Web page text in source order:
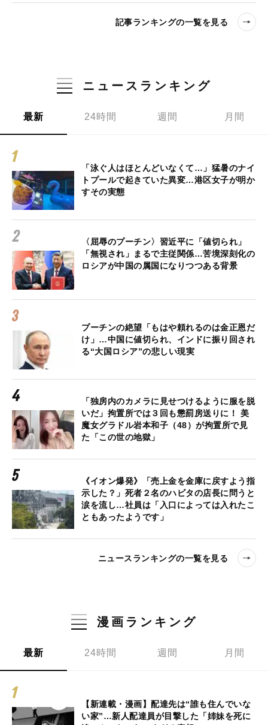
記事ランキングの一覧を見る
ニュースランキング
最新 24時間 週間 月間
「泳ぐ人はほとんどいなくて…」猛暑のナイ
トプールで起きていた異変…港区女子が明か
すその実態
〈屈辱のプーチン〉習近平に「値切られ」
「無視され」まるで主従関係…苦境深刻化の
ロシアが中国の属国になりつつある背景
プーチンの絶望「もはや頼れるのは金正恩だ
け」…中国に値切られ、インドに振り回され
る“大国ロシア”の悲しい現実
「独房内のカメラに見せつけるように服を脱
いだ」拘置所では３回も懲罰房送りに！ 美
魔女グラドル岩本和子（48）が拘置所で見
た「この世の地獄」
《イオン爆発》「売上金を金庫に戻すよう指
示した？」死者２名のハビタの店長に問うと
涙を流し…社員は「入口によっては入れたこ
ともあったようです」
ニュースランキングの一覧を見る
漫画ランキング
最新 24時間 週間 月間
【新連載・漫画】配達先は“誰も住んでいな
い家”…新人配達員が目撃した「姉妹を死に